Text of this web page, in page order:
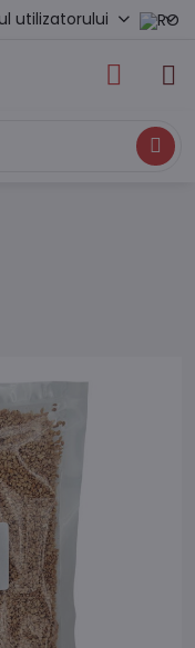
utilizatorului
Caută